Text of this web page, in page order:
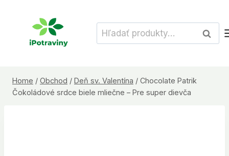
Hľadať:
Home / Obchod / Deň sv. Valentína / Chocolate Patrik
Čokoládové srdce biele mliečne – Pre super dievča